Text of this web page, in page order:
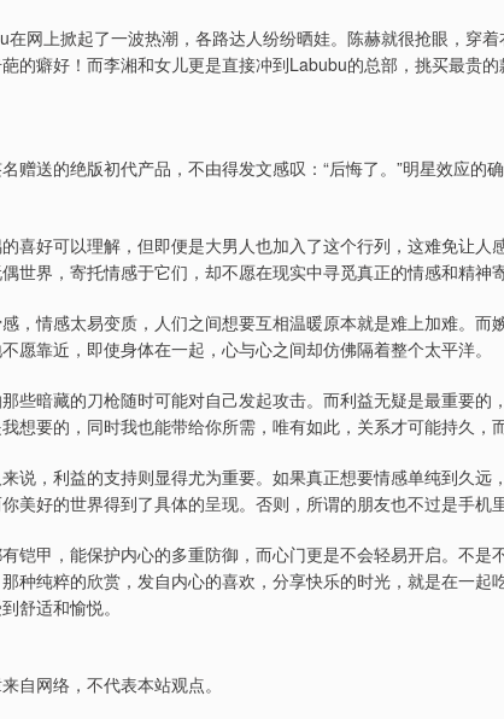
在网上掀起了一波热潮，各路达人纷纷晒娃。陈赫就很抢眼，穿
的癖好！而李湘和女儿更是直接冲到Labubu的总部，挑买最贵
赠送的绝版初代产品，不由得发文感叹：“后悔了。”明星效应的
喜好可以理解，但即便是大男人也加入了这个行列，这难免让人
世界，寄托情感于它们，却不愿在现实中寻觅真正的情感和精神
，情感太易变质，人们之间想要互相温暖原本就是难上加难。而
愿靠近，即使身体在一起，心与心之间却仿佛隔着整个太平洋。
些暗藏的刀枪随时可能对自己发起攻击。而利益无疑是最重要的
想要的，同时我也能带给你所需，唯有如此，关系才可能持久，
说，利益的支持则显得尤为重要。如果真正想要情感单纯到久远
美好的世界得到了具体的呈现。否则，所谓的朋友也不过是手机
铠甲，能保护内心的多重防御，而心门更是不会轻易开启。不是
种纯粹的欣赏，发自内心的喜欢，分享快乐的时光，就是在一起
舒适和愉悦。
自网络，不代表本站观点。